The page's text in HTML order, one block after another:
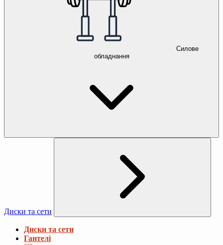
Силове
обладнання
Диски та сети
Диски та сети
Гантелі